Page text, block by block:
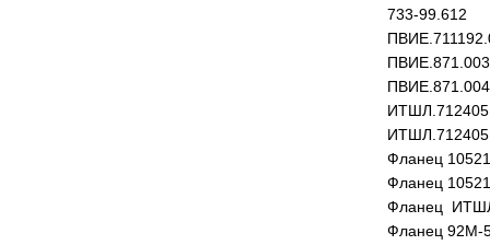
733-99.612
Фланец
Фланец
Фланец
Фланец 92М-